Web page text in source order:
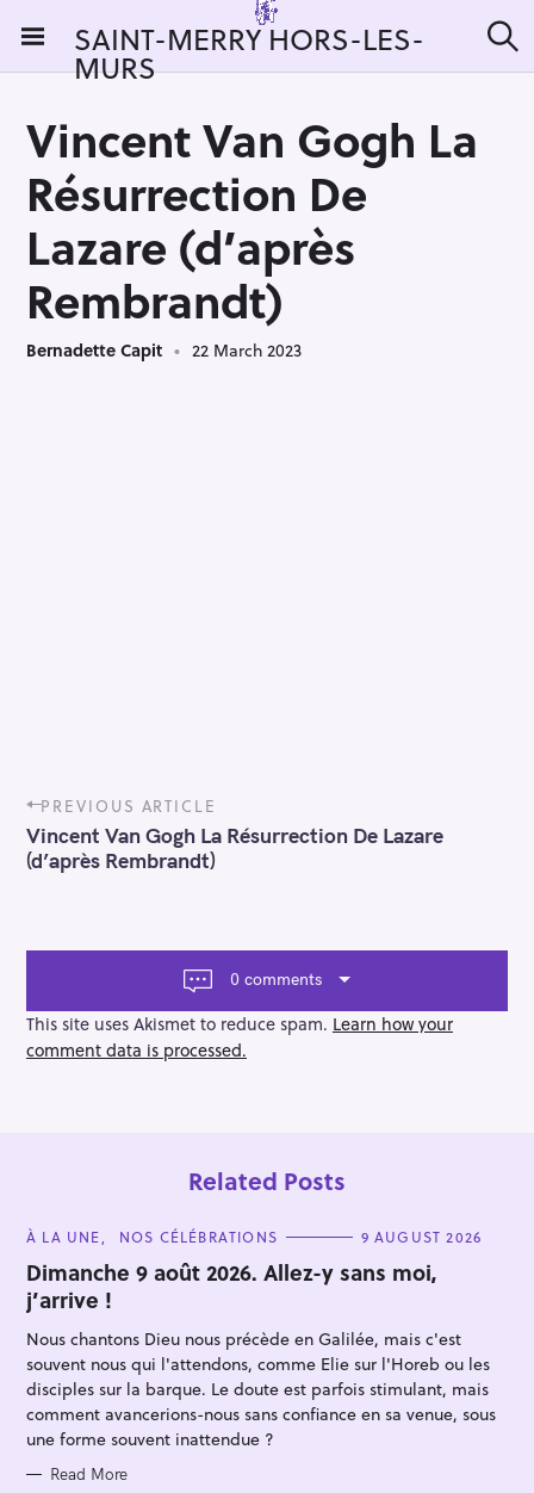
i
SAINT-MERRY HORS-LES-
MURS e
Vincent Van Gogh La
Résurrection De
Lazare (d’après
Rembrandt)
Bernadette Capit 22 March 2023
P
o
s
t
v
a
t
i
PREVIOUS ARTICLE
Vincent Van Gogh La Résurrection De Lazare
(d’après Rembrandt)
0 comments
This site uses Akismet to reduce spam. Learn how your
comment data is processed.
Related Posts
C
T
E
G
O
R
I
E
S
À LA UNE NOS CÉLÉBRATIONS 9 AUGUST 2026
Dimanche 9 août 2026. Allez-y sans moi,
j’arrive !
Nous chantons Dieu nous précède en Galilée, mais c'est
souvent nous qui l'attendons, comme Elie sur l'Horeb ou les
disciples sur la barque. Le doute est parfois stimulant, mais
comment avancerions-nous sans confiance en sa venue, sous
une forme souvent inattendue ?
Read More
S
e
a